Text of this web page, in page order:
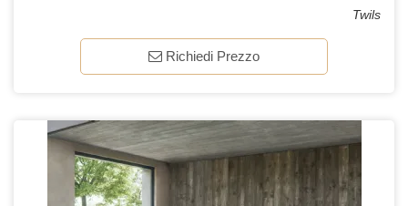
Twils
Richiedi Prezzo